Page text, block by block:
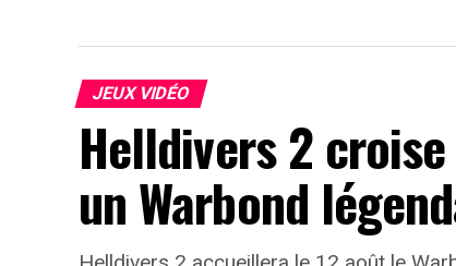
JEUX VIDÉO
Helldivers 2
un Warbond